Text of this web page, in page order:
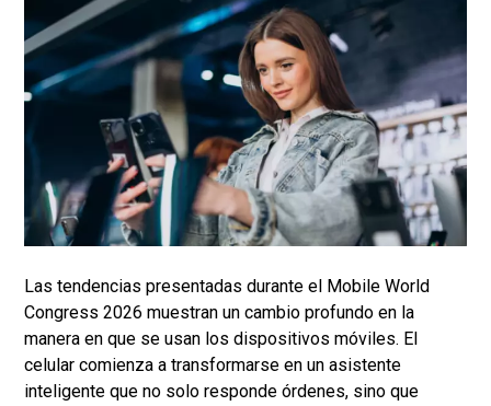
Las tendencias presentadas durante el Mobile World
Congress 2026 muestran un cambio profundo en la
manera en que se usan los dispositivos móviles. El
celular comienza a transformarse en un asistente
inteligente que no solo responde órdenes, sino que